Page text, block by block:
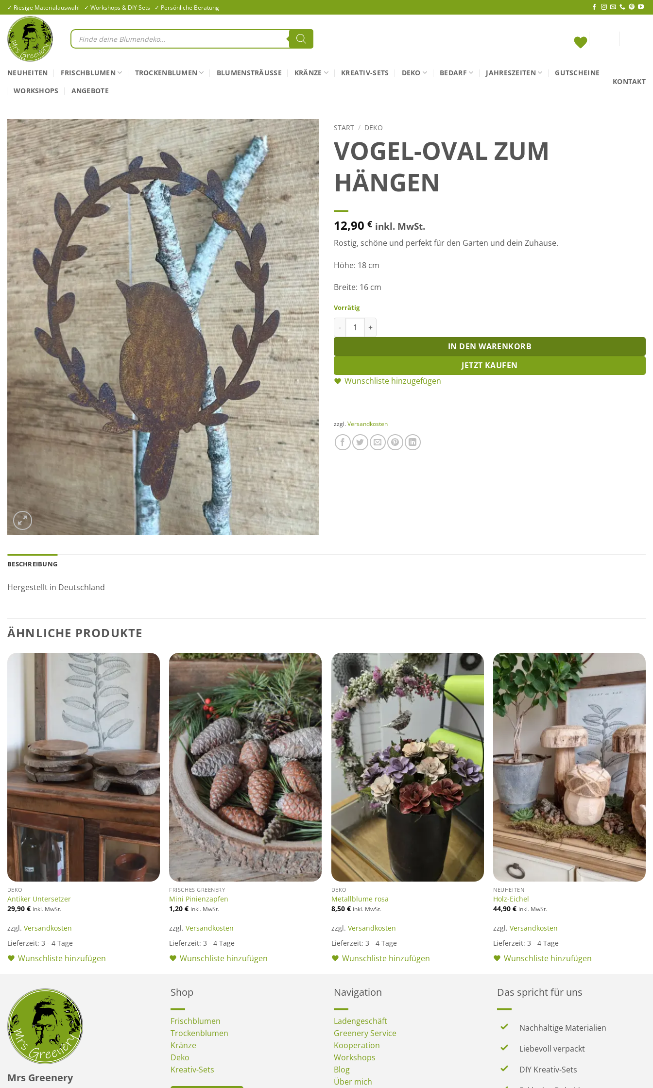
Zum
Inhalt
springen
✓ Riesige Materialauswahl ✓ Workshops & DIY Sets ✓ Persönliche Beratung
Products
search
NEUHEITEN FRISCHBLUMEN TROCKENBLUMEN BLUMENSTRÄUSSE KRÄNZE KREATIV-SETS DEKO BEDARF JAHRESZEITEN
GUTSCHEINE
WORKSHOPS
ANGEBOTE
KONTAKT
START / DEKO
VOGEL-OVAL ZUM
HÄNGEN
12,90 € inkl. MwSt.
Rostig, schöne und perfekt für den Garten und dein Zuhause.
Höhe: 18 cm
Breite: 16 cm
Vorrätig
Vogel-Oval zum Hängen Menge
IN DEN WARENKORB
JETZT KAUFEN
Wunschliste hinzugefügen
zzgl. Versandkosten
BESCHREIBUNG
Hergestellt in Deutschland
ÄHNLICHE PRODUKTE
DEKO
Antiker Untersetzer
29,90 € inkl. MwSt.
zzgl. Versandkosten
Lieferzeit: 3 - 4 Tage
Wunschliste hinzufügen
FRISCHES GREENERY
Mini Pinienzapfen
1,20€ inkl. MwSt.
zzgl.Versandkosten
Lieferzeit:3 - 4 Tage
Wunschliste hinzufügen
DEKO
Metallblume rosa
8,50 € inkl. MwSt.
zzgl. Versandkosten
Lieferzeit: 3 - 4 Tage
Wunschliste hinzufügen
NEUHEITEN
Holz-Eichel
44,90€ inkl. MwSt.
zzgl.Versandkosten
Lieferzeit:3 - 4 Tage
Wunschliste hinzufügen
Mrs Greenery
Shop
Frischblumen
Trockenblumen
Kränze
Deko
Kreativ-Sets
Navigation
Ladengeschäft
Greenery Service
Kooperation
Workshops
Blog
Über mich
Das spricht für uns
Nachhaltige Materialien
Liebevoll verpackt
DIY Kreativ-Sets